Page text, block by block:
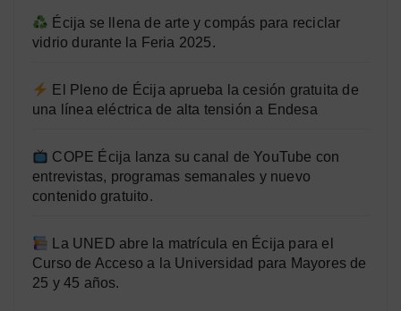
Écija se llena de arte y compás para reciclar
vidrio durante la Feria 2025.
El Pleno de Écija aprueba la cesión gratuita de
una línea eléctrica de alta tensión a Endesa
COPE Écija lanza su canal de YouTube con
entrevistas, programas semanales y nuevo
contenido gratuito.
La UNED abre la matrícula en Écija para el
Curso de Acceso a la Universidad para Mayores de
25 y 45 años.